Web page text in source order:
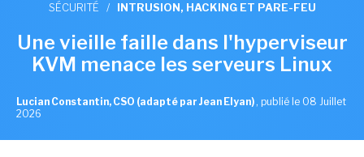
SÉCURITÉ / INTRUSION, HACKING ET PARE-FEU
Une vieille faille dans l'hyperviseur
KVM menace les serveurs Linux
Lucian Constantin, CSO (adapté par Jean Elyan) , publié le 08 Juillet
2026